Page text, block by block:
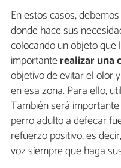
En estos casos, debemos
donde hace sus
colocando un objeto que
importanterealizar una
objetivo de evitar el olor
en esa zona. Para ello,
También será importante
perro adulto a defecar
refuerzo positivo, es
voz siempre que haga